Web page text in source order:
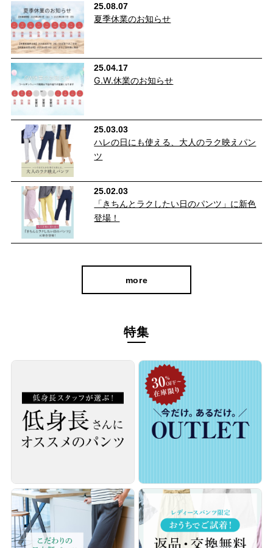
動きやすくて暖かい、冬のお出かけパンツ。
ややゆとりのあるシルエットで脚を長く見せながら、暖かく軽い
着心地。上品さと実用性を両立した美動シリーズの新作です。
25.08.07
夏季休業のお知らせ
25.04.17
G.W.休業のお知らせ
25.03.03
ハレの日にも使える、大人のラク映えパン
ツ
25.02.03
「きちんとラクしたい日のパンツ」に新色
登場！
more
特集